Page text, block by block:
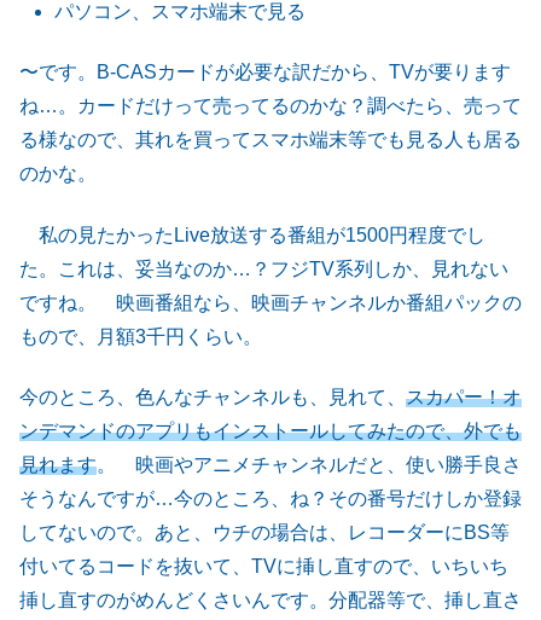
パソコン、スマホ端末で見る
〜です。B-CASカードが必要な訳だから、TVが要ります
ね…。カードだけって売ってるのかな？調べたら、売って
る様なので、其れを買ってスマホ端末等でも見る人も居る
のかな。
私の見たかったLive放送する番組が1500円程度でし
た。これは、妥当なのか…？フジTV系列しか、見れない
ですね。 映画番組なら、映画チャンネルか番組パックの
もので、月額3千円くらい。
今のところ、色んなチャンネルも、見れて、 スカパー！オ
ンデマンドのアプリもインストールしてみたので、外でも
見れます。 映画やアニメチャンネルだと、使い勝手良さ
そうなんですが…今のところ、ね？その番号だけしか登録
してないので。あと、ウチの場合は、レコーダーにBS等
付いてるコードを抜いて、TVに挿し直すので、いちいち
挿し直すのがめんどくさいんです。分配器等で、挿し直さ